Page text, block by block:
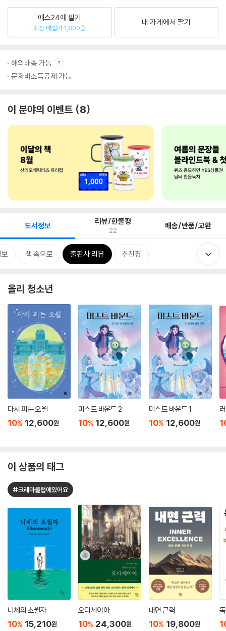
예스24에 팔기
최상 매입가 1,800원
내 가게에서 팔기
해외배송 가능
문화비소득공제 가능
이 분야의 이벤트 8
도서정보 리뷰/한줄평
22 배송/반품/교환
책 속으로 출판사 리뷰 추천평
올리 청소년
다시 피는 오월
10% 12,600원
미스트 바운드 2
10% 12,600원
미스트 바운드 1
10% 12,600원
이 상품의 태그
#크레마클럽에있어요
니체의 초월자
10% 15,210원
오디세이아
10% 24,300원
내면 근력
10% 19,800원